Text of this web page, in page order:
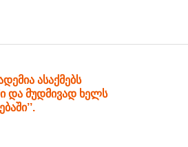
ასაქმებს
და მუდმივად ხელს